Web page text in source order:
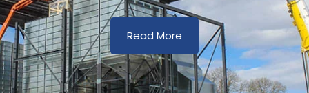
Read More